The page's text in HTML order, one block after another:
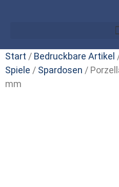
Start / Bedruckbare Artikel
Spiele / Spardosen /
mm